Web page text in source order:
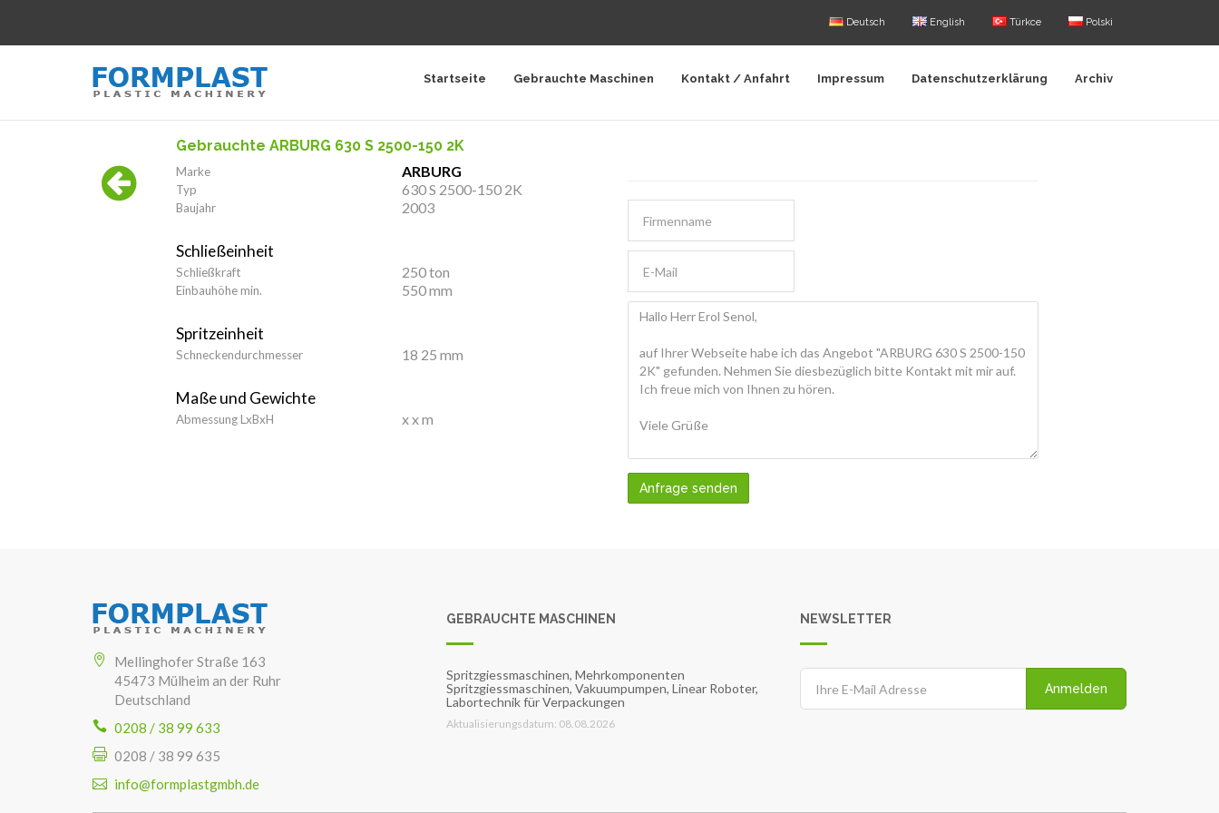
Deutsch English Türkce Polski
Startseite Gebrauchte Maschinen Kontakt / Anfahrt Impressum Datenschutzerklärung Archiv
Gebrauchte ARBURG 630 S 2500-150 2K
Marke ARBURG
Typ 630 S 2500-150 2K
Baujahr 2003
Schließeinheit
Schließkraft 250 ton
Einbauhöhe min. 550 mm
Spritzeinheit
Schneckendurchmesser 18 25 mm
Maße und Gewichte
Abmessung LxBxH x x m
Anfrage senden
Mellinghofer Straße 163
45473 Mülheim an der Ruhr
Deutschland
0208 / 38 99 633
0208 / 38 99 635
info@formplastgmbh.de
GEBRAUCHTE MASCHINEN
Spritzgiessmaschinen, Mehrkomponenten
Spritzgiessmaschinen, Vakuumpumpen, Linear Roboter,
Labortechnik für Verpackungen
Aktualisierungsdatum: 08.08.2026
NEWSLETTER
Anmelden